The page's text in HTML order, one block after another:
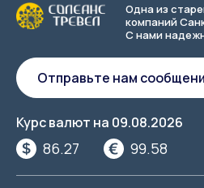
Одна из
компаний
С нами
Курс валют на 09.08.2026
86.27 99.58
Отправьте нам